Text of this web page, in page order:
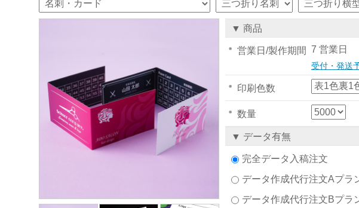
▼ 商品
営業日/製作期間 7 営業日
受付・発送
印刷色数
数量
▼ データ有無
完全データ入稿注文
データ作成代行注文Aプラ
データ作成代行注文Bプラ